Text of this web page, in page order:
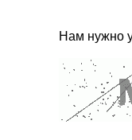
Нам нужно